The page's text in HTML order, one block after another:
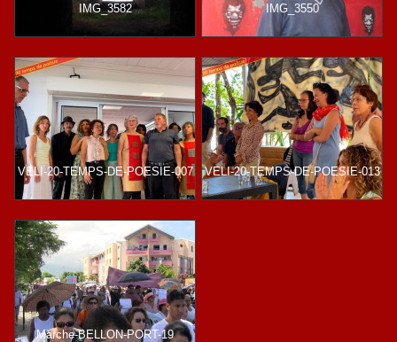
IMG_3582 IMG_3550
VELI-20-TEMPS-DE-POESIE-007 VELI-20-TEMPS-DE-POESIE-013
Marche-BELLON-PORT-19